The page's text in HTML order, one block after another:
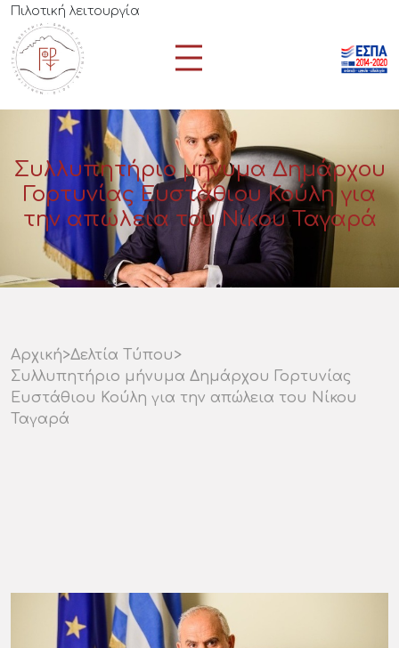
Πιλοτική λειτουργία
Συλλυπητήριο μήνυμα Δημάρχου
Γορτυνίας Ευστάθιου Κούλη για
την απώλεια του Νίκου Ταγαρά
Αρχική>Δελτία Τύπου>
Συλλυπητήριο μήνυμα Δημάρχου Γορτυνίας
Ευστάθιου Κούλη για την απώλεια του Νίκου
Ταγαρά